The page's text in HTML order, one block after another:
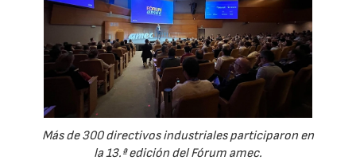
Más de 300 directivos industriales participaron en
la 13.ª edición del Fórum amec.